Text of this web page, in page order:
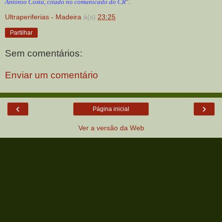
António Costa, citado no comunicado do CR".
Ultraperiferias - Madeira à(s) 23:25
Partilhar
Sem comentários:
Enviar um comentário
‹ ›
Página inicial
Ver a versão da Web